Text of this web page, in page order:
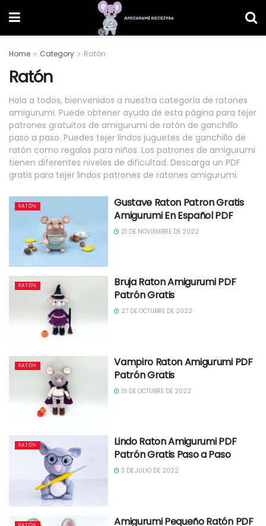
Home Category Ratón
Ratón
Hola a todos, bienvenidos a nuestra categoría de ratones
amigurumi. Puede obtener ayuda de esta página para tejer
patrones gratuitos de amigurumi de ratón de ganchillo
paso a paso. Puedes tejer lindos juguetes de ganchillo de
ratón como regalos para niños. Los patrones de amigurumi
tienen diferentes niveles de dificultad. Descarga un PDF
gratis para tejer lindos patrones de ratones amigurumi.
RATÓN
Gustave Raton Patron Gratis
Amigurumi En Español PDF
21 DE NOVIEMBRE DE 2022
RATÓN
Bruja Raton Amigurumi PDF
Patrón Gratis
27 DE OCTUBRE DE 2022
RATÓN
Vampiro Raton Amigurumi PDF
Patrón Gratis
19 DE OCTUBRE DE 2022
RATÓN
Lindo Raton Amigurumi PDF
Patrón Gratis Paso a Paso
3 DE JULIO DE 2022
Amigurumi Pequeño Ratón PDF